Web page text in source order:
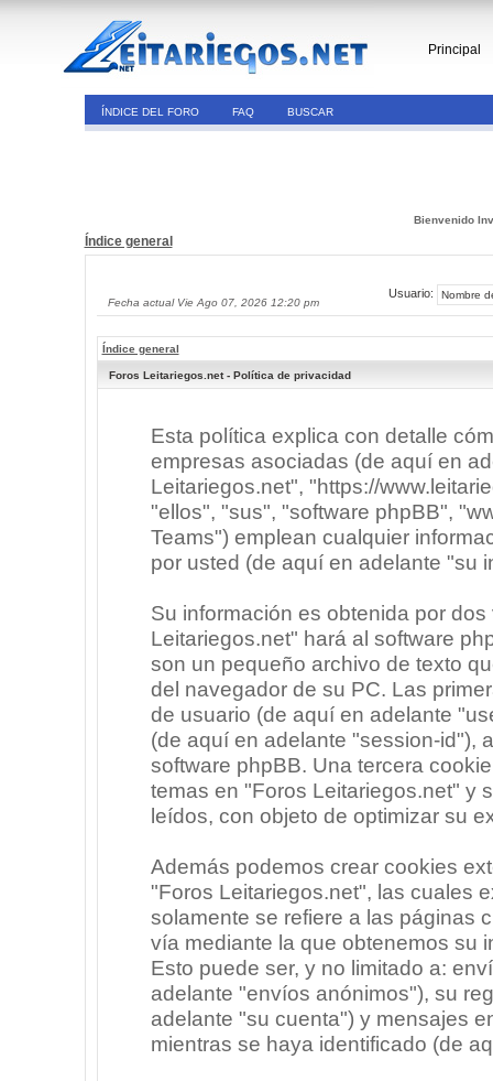
Principal
ÍNDICE DEL FORO FAQ BUSCAR
Bienvenido
Índice general
Fecha actual Vie Ago 07, 2026 12:20 pm
Usuario:
Índice general
Foros Leitariegos.net - Política de privacidad
Esta política explica con detalle
empresas asociadas (de aquí en
Leitariegos.net", "https://
"ellos", "sus", "software phpBB",
Teams") emplean cualquier
por usted (de aquí en adelante "su
Su información es obtenida por
Leitariegos.net" hará al software
son un pequeño archivo de texto
del navegador de su PC. Las
de usuario (de aquí en adelante
(de aquí en adelante "session-id"),
software phpBB. Una tercera
temas en "Foros Leitariegos.net" y
leídos, con objeto de optimizar su
Además podemos crear cookies
"Foros Leitariegos.net", las cuales
solamente se refiere a las páginas
vía mediante la que obtenemos su
Esto puede ser, y no limitado a:
adelante "envíos anónimos"), su
adelante "su cuenta") y mensajes
mientras se haya identificado (de